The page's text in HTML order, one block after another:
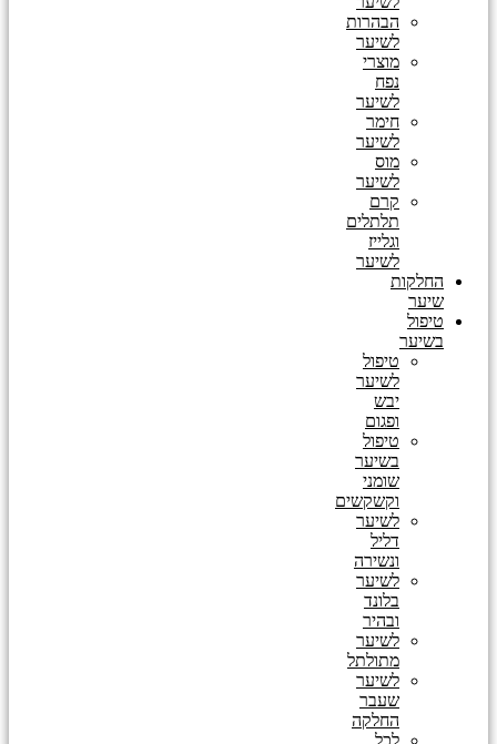
הבהרות
לשיער
מוצרי
נפח
לשיער
חימר
לשיער
מוס
לשיער
קרם
תלתלים
וגלייז
לשיער
החלקות
שיער
טיפול
בשיער
טיפול
לשיער
יבש
ופגום
טיפול
בשיער
שומני
וקשקשים
לשיער
דליל
ונשירה
לשיער
בלונד
ובהיר
לשיער
מתולתל
לשיער
שעבר
החלקה
לכל